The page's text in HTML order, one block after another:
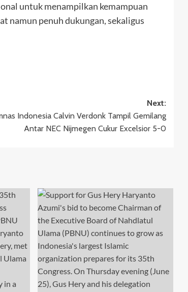
untuk menampilkan kemampuan
namun penuh dukungan, sekaligus
Next:
Indonesia Calvin Verdonk Tampil Gemilang
Antar NEC Nijmegen Cukur Excelsior 5-0